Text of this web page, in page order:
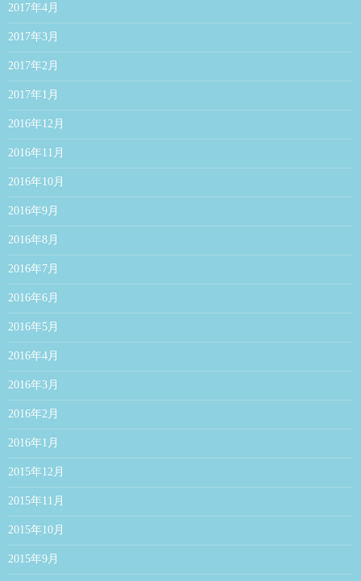
2017年4月
2017年3月
2017年2月
2017年1月
2016年12月
2016年11月
2016年10月
2016年9月
2016年8月
2016年7月
2016年6月
2016年5月
2016年4月
2016年3月
2016年2月
2016年1月
2015年12月
2015年11月
2015年10月
2015年9月